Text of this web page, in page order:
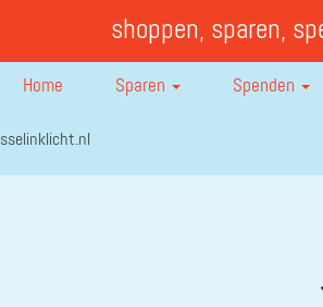
shoppen, sparen,
Home Sparen Spenden